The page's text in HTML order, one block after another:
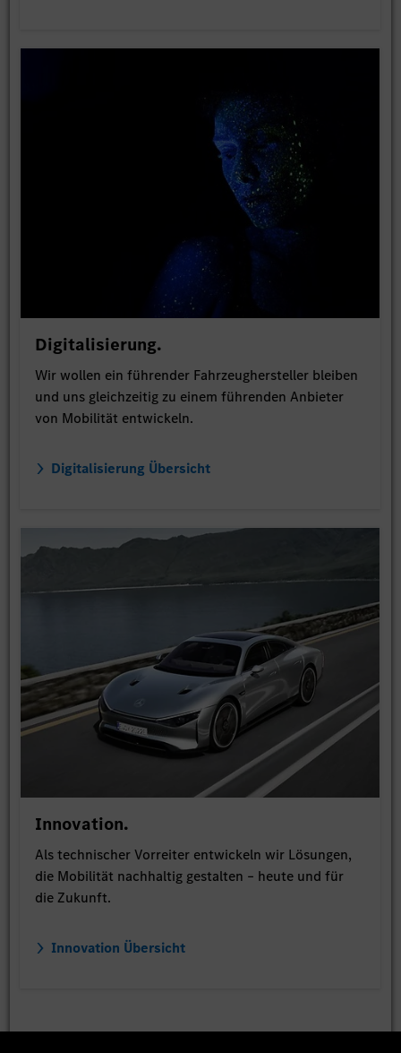
Digitalisierung.
Wir wollen ein führender Fahrzeughersteller bleiben
und uns gleichzeitig zu einem führenden Anbieter
von Mobilität entwickeln.
Digitalisierung Übersicht
Innovation.
Als technischer Vorreiter entwickeln wir Lösungen,
die Mobilität nachhaltig gestalten – heute und für
die Zukunft.
Innovation Übersicht